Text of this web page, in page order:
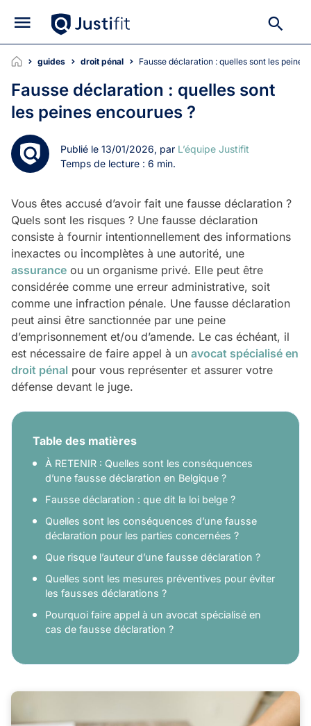
guides droit pénal Fausse déclaration : quelles sont les peines
Fausse déclaration : quelles sont
les peines encourues ?
Publié le 13/01/2026, par L’équipe Justifit
Temps de lecture : 6 min.
Vous êtes accusé d’avoir fait une fausse déclaration ?
Quels sont les risques ? Une fausse déclaration
consiste à fournir intentionnellement des informations
inexactes ou incomplètes à une autorité, une
assurance ou un organisme privé. Elle peut être
considérée comme une erreur administrative, soit
comme une infraction pénale. Une fausse déclaration
peut ainsi être sanctionnée par une peine
d’emprisonnement et/ou d’amende. Le cas échéant, il
est nécessaire de faire appel à un avocat spécialisé en
droit pénal pour vous représenter et assurer votre
défense devant le juge.
Table des matières
À RETENIR : Quelles sont les conséquences
d’une fausse déclaration en Belgique ?
Fausse déclaration : que dit la loi belge ?
Quelles sont les conséquences d’une fausse
déclaration pour les parties concernées ?
Que risque l’auteur d’une fausse déclaration ?
Quelles sont les mesures préventives pour éviter
les fausses déclarations ?
Pourquoi faire appel à un avocat spécialisé en
cas de fausse déclaration ?